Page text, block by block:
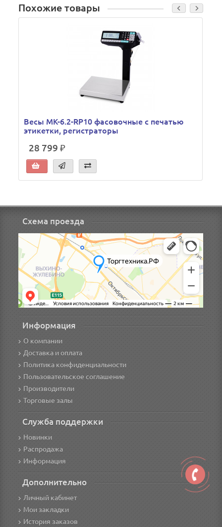
Похожие товары
Весы МК-6.2-RP10 фасовочные с печатью
этикетки, регистраторы
28 799 ₽
Схема проезда
Информация
О компании
Доставка и оплата
Политика конфиденциальности
Пользовательское соглашение
Производители
Торговые залы
Служба поддержки
Новинки
Распродажа
Информация
Дополнительно
Личный кабинет
Мои закладки
История заказов